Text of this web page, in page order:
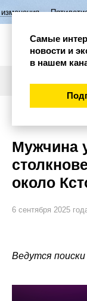
Пятилетие семьи в
Мужчина
около
6 сентября 2025
Ведутся
Самые
новости и
в нашем